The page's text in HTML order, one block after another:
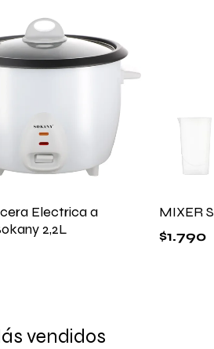
Electrica a
2,2L
MIXER
$1.790
vendidos